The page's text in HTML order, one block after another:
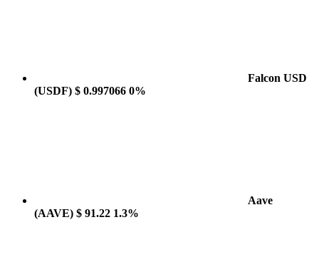
Falcon USD
(USDF) $ 0.997066 0%
Aave
(AAVE) $ 91.22 1.3%